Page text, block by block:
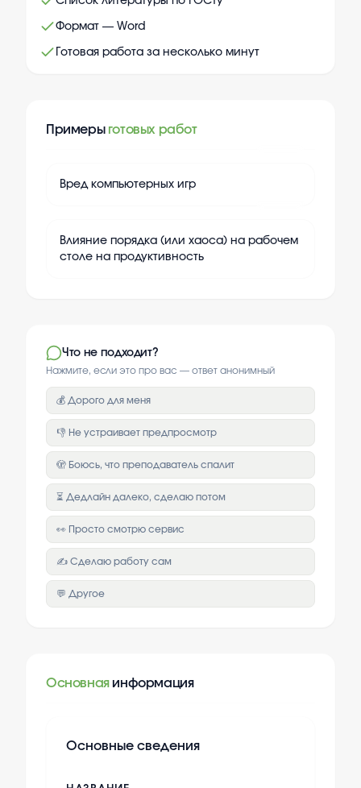
Формат — Word
Готовая работа за несколько минут
Примеры готовых работ
Вред компьютерных игр
Влияние порядка (или хаоса) на рабочем
столе на продуктивность
Что не подходит?
Нажмите, если это про вас — ответ анонимный
💰 Дорого для меня
👎 Не устраивает предпросмотр
🫣 Боюсь, что преподаватель спалит
⏳ Дедлайн далеко, сделаю потом
👀 Просто смотрю сервис
✍️ Сделаю работу сам
💬 Другое
Основная информация
Основные сведения